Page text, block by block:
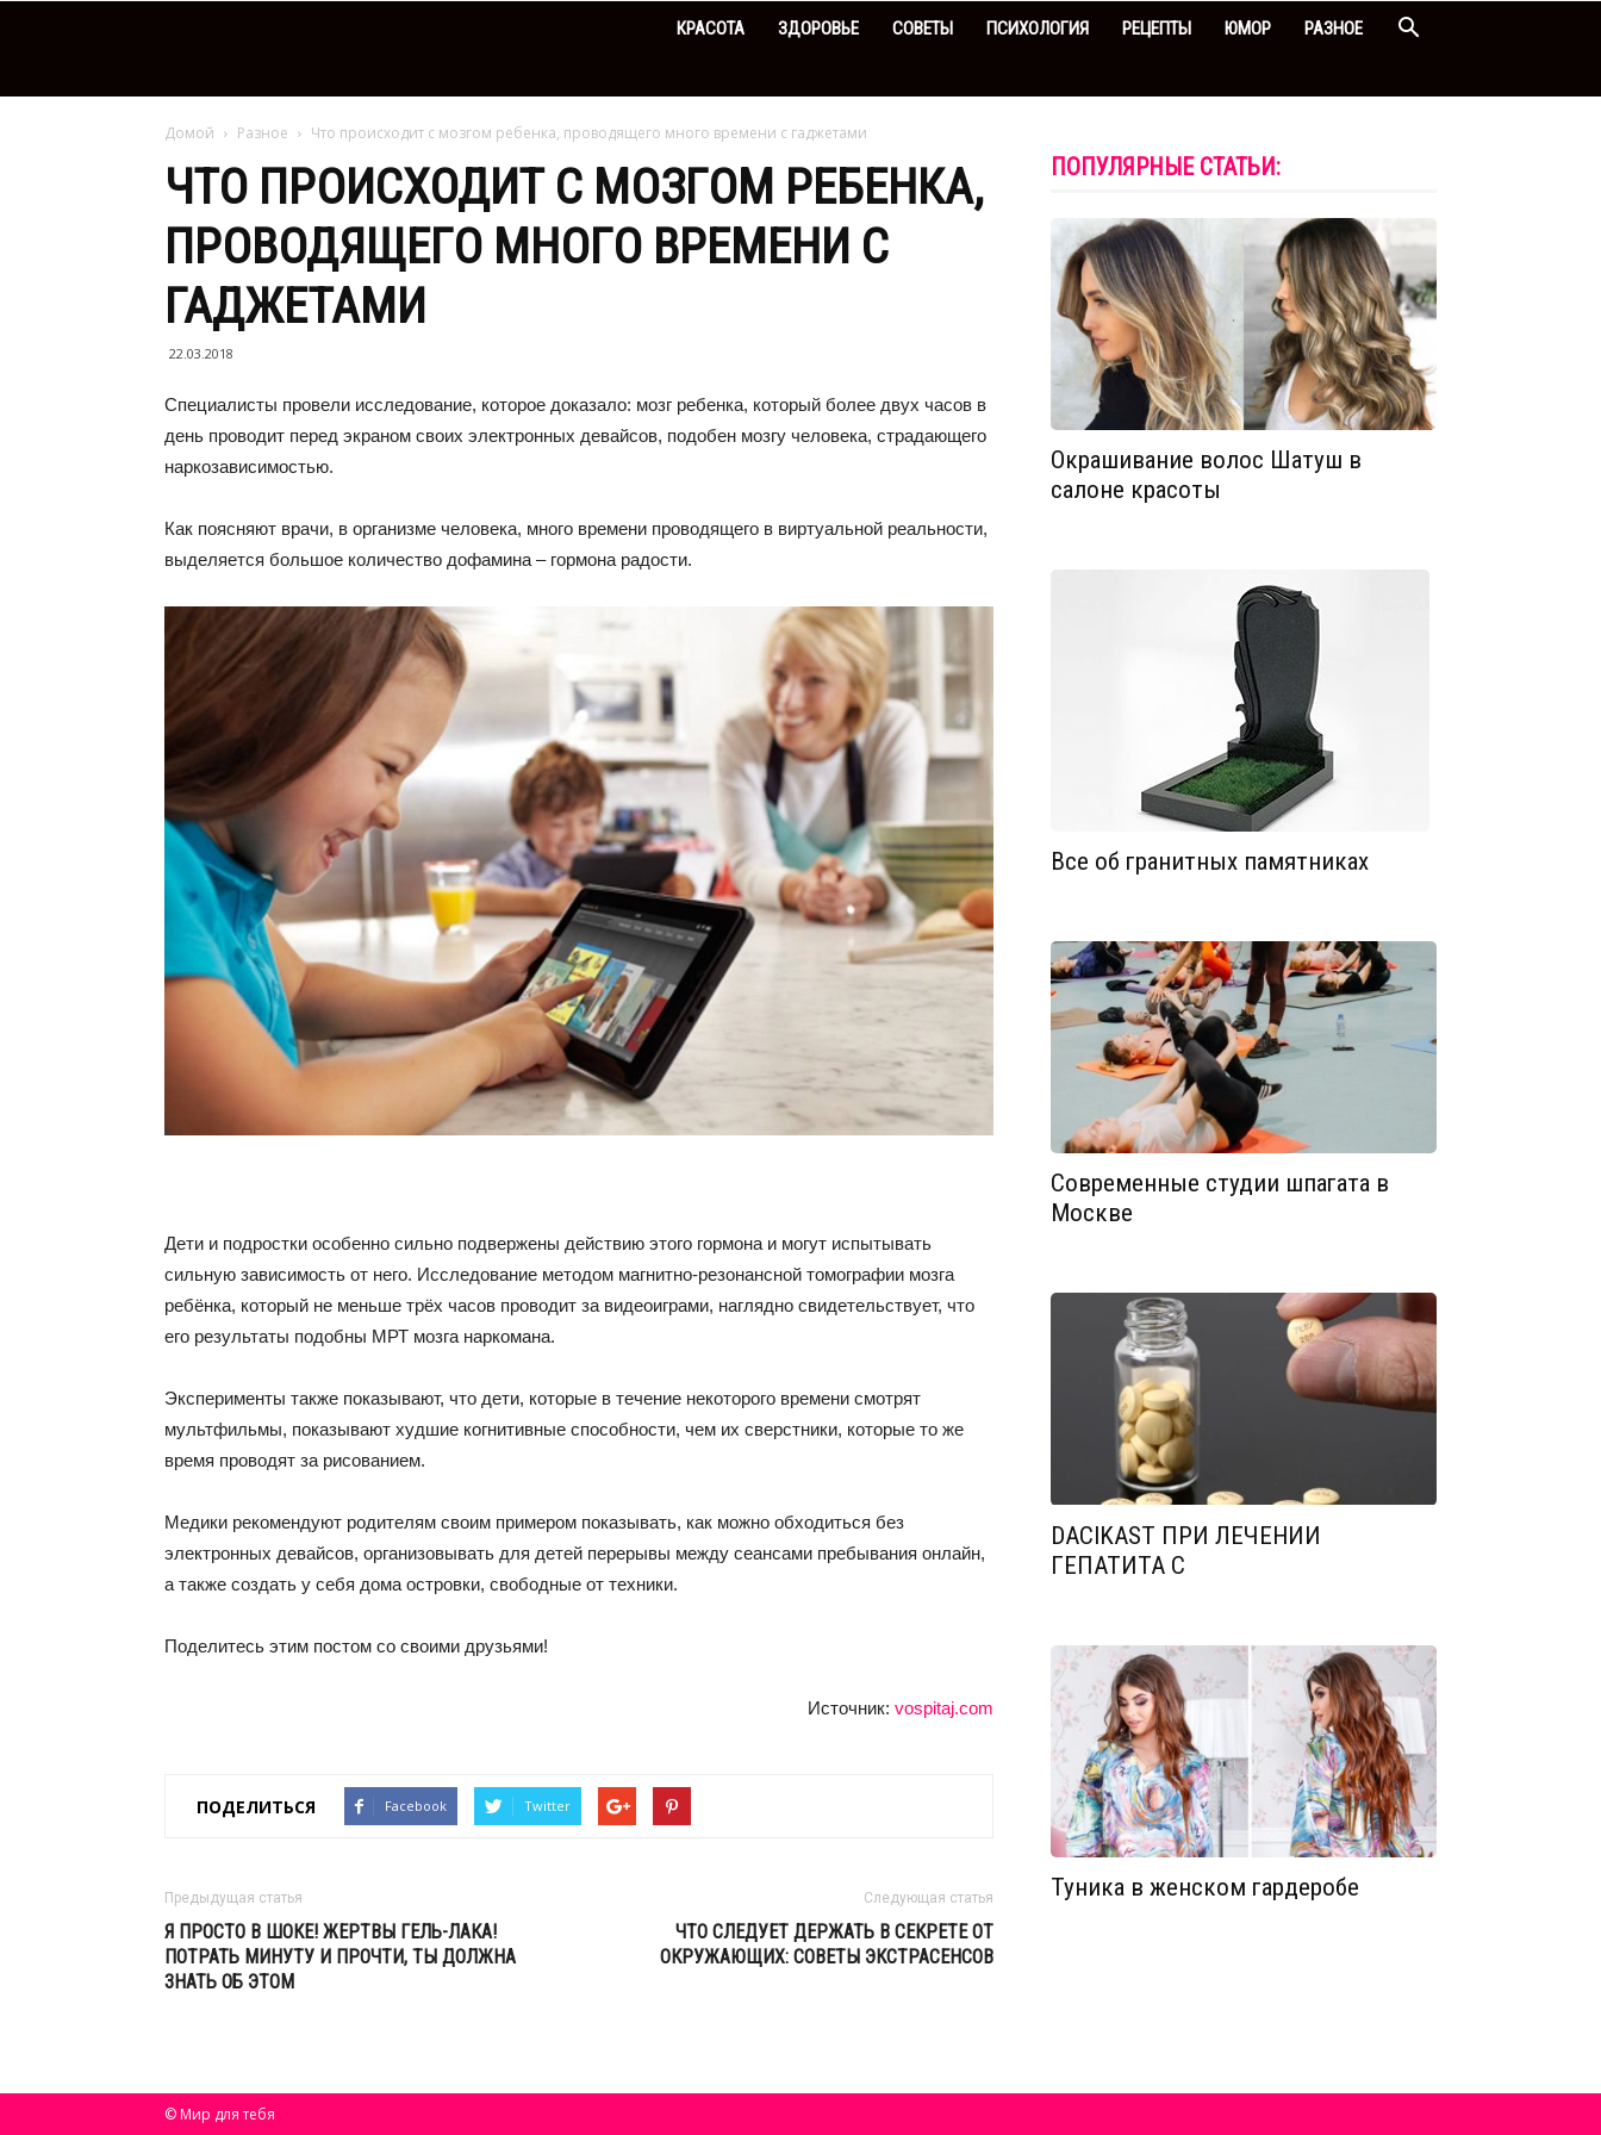
КРАСОТА ЗДОРОВЬЕ СОВЕТЫ ПСИХОЛОГИЯ РЕЦЕПТЫ ЮМОР РАЗНОЕ
Домой Разное Что происходит с мозгом ребенка, проводящего много времени с гаджетами
ЧТО ПРОИСХОДИТ С МОЗГОМ РЕБЕНКА,
ПРОВОДЯЩЕГО МНОГО ВРЕМЕНИ С
ГАДЖЕТАМИ
22.03.2018
Специалисты провели исследование, которое доказало: мозг ребенка, который более двух часов в
день проводит перед экраном своих электронных девайсов, подобен мозгу человека, страдающего
наркозависимостью.
Как поясняют врачи, в организме человека, много времени проводящего в виртуальной реальности,
выделяется большое количество дофамина – гормона радости.
Дети и подростки особенно сильно подвержены действию этого гормона и могут испытывать
сильную зависимость от него. Исследование методом магнитно-резонансной томографии мозга
ребёнка, который не меньше трёх часов проводит за видеоиграми, наглядно свидетельствует, что
его результаты подобны МРТ мозга наркомана.
Эксперименты также показывают, что дети, которые в течение некоторого времени смотрят
мультфильмы, показывают худшие когнитивные способности, чем их сверстники, которые то же
время проводят за рисованием.
Медики рекомендуют родителям своим примером показывать, как можно обходиться без
электронных девайсов, организовывать для детей перерывы между сеансами пребывания онлайн,
а также создать у себя дома островки, свободные от техники.
Поделитесь этим постом со своими друзьями!
Источник: vospitaj.com
ПОДЕЛИТЬСЯ Facebook Twitter
Предыдущая статья
Я ПРОСТО В ШОКЕ! ЖЕРТВЫ ГЕЛЬ-ЛАКА!
ПОТРАТЬ МИНУТУ И ПРОЧТИ, ТЫ ДОЛЖНА
ЗНАТЬ ОБ ЭТОМ
Следующая статья
ЧТО СЛЕДУЕТ ДЕРЖАТЬ В СЕКРЕТЕ ОТ
ОКРУЖАЮЩИХ: СОВЕТЫ ЭКСТРАСЕНСОВ
ПОПУЛЯРНЫЕ СТАТЬИ:
Окрашивание волос Шатуш в
салоне красоты
Все об гранитных памятниках
Современные студии шпагата в
Москве
DACIKAST ПРИ ЛЕЧЕНИИ
ГЕПАТИТА С
Туника в женском гардеробе
© Мир для тебя